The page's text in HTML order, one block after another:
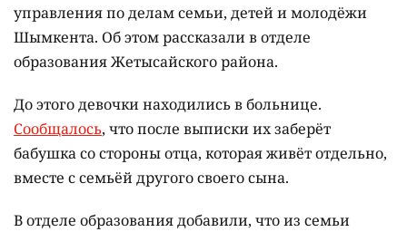
управления по делам семьи, детей и молодёжи
Шымкента. Об этом рассказали в отделе
образования Жетысайского района.
До этого девочки находились в больнице.
Сообщалось, что после выписки их заберёт
бабушка со стороны отца, которая живёт отдельно,
вместе с семьёй другого своего сына.
В отделе образования добавили, что из семьи